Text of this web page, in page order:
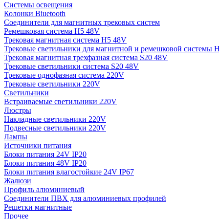
Системы освещения
Колонки Biuetooth
Соединители для магнитных трековых систем
Ремешковая система H5 48V
Трековая магнитная система H5 48V
Трековые светильники для магнитной и ремешковой системы
Трековая магнитная трехфазная система S20 48V
Трековые светильники система S20 48V
Трековые однофазная система 220V
Трековые светильники 220V
Светильники
Встраиваемые светильники 220V
Люстры
Накладные светильники 220V
Подвесные светильники 220V
Лампы
Источники питания
Блоки питания 24V IP20
Блоки питания 48V IP20
Блоки питания влагостойкие 24V IP67
Жалюзи
Профиль алюминиевый
Соединители ПВХ для алюминиевых профилей
Решетки магнитные
Прочее